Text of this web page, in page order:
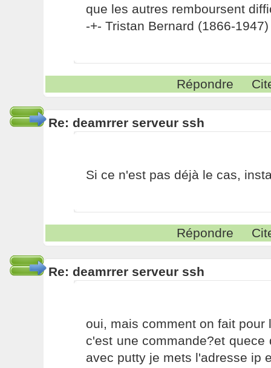
que les autres remboursent
-+- Tristan Bernard (1866-1947)
Répondre
Re: deamrrer serveur ssh
Si ce n'est pas déjà le cas,
Répondre
Re: deamrrer serveur ssh
oui, mais comment on fait pour
c'est une commande?et
avec putty je mets l'adresse ip